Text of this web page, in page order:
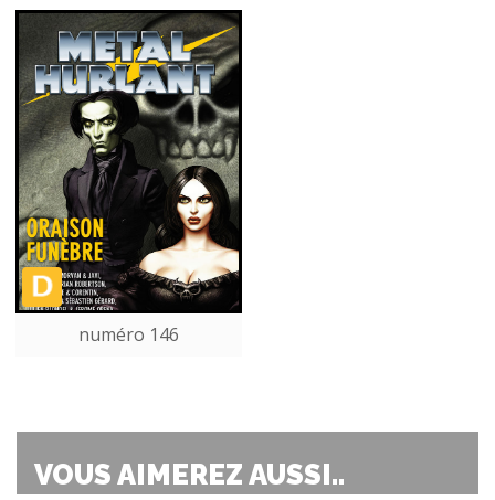
numéro 146
VOUS AIMEREZ AUSSI..